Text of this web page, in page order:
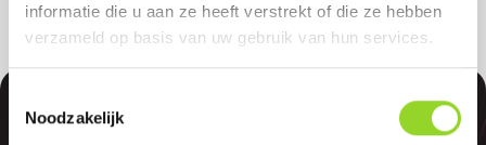
informatie die u aan ze heeft verstrekt of die ze hebben
verzameld op basis van uw gebruik van hun services.
Noodzakelijk